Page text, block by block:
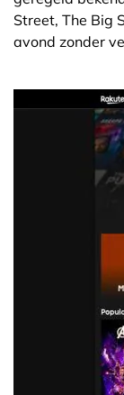
Street, The Big
avond zonder